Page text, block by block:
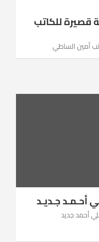
قصيرة للكاتب
أمين الساطي
أحـمـد جـديـد
أحمد جديد